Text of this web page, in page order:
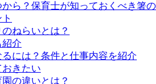
ら？保育士が知っておくべき箸の
ねらいとは？
紹介
には？条件と仕事内容を紹介
きたい
の違いとは？